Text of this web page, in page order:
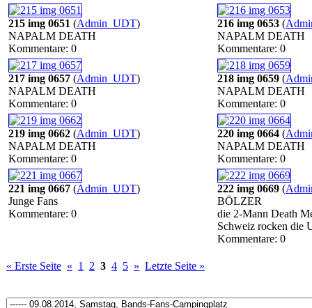
215 img 0651 (Admin_UDT)
NAPALM DEATH
Kommentare: 0
216 img 0653 (
NAPALM DEATH
Kommentare: 0
217 img 0657 (Admin_UDT)
NAPALM DEATH
Kommentare: 0
218 img 0659 (
NAPALM DEATH
Kommentare: 0
219 img 0662 (Admin_UDT)
NAPALM DEATH
Kommentare: 0
220 img 0664 (
NAPALM DEATH
Kommentare: 0
221 img 0667 (Admin_UDT)
Junge Fans
Kommentare: 0
222 img 0669 (
BÖLZER
die 2-Mann Death
Schweiz rocken die
Kommentare: 0
« Erste Seite « 1 2 3 4 5 » Letzte Seite »